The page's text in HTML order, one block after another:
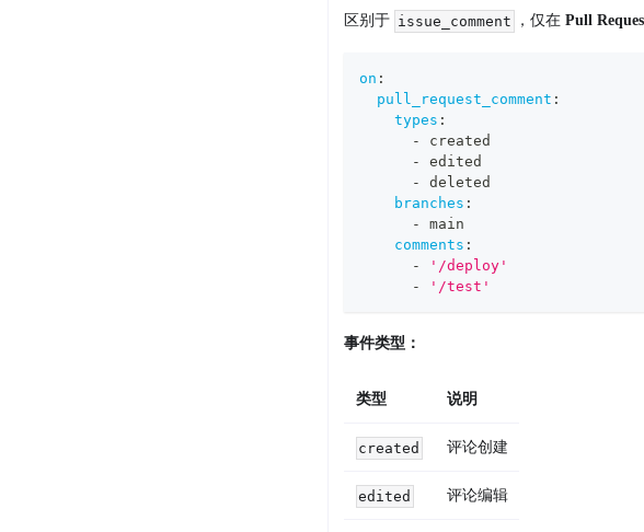
区别于 issue_comment ，仅在 Pull
on :
pull_request_comment :
types :
-
created
-
edited
-
deleted
branches :
-
main
comments :
-
'/deploy'
-
'/test'
事件类型：
类型 说明
created 评论创建
edited 评论编辑